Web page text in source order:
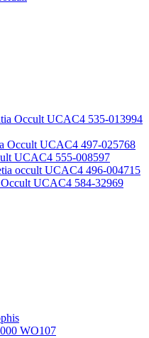
Occult UCAC4 535-013994
Occult UCAC4 497-025768
UCAC4 555-008597
occult UCAC4 496-004715
Occult UCAC4 584-32969
WO107